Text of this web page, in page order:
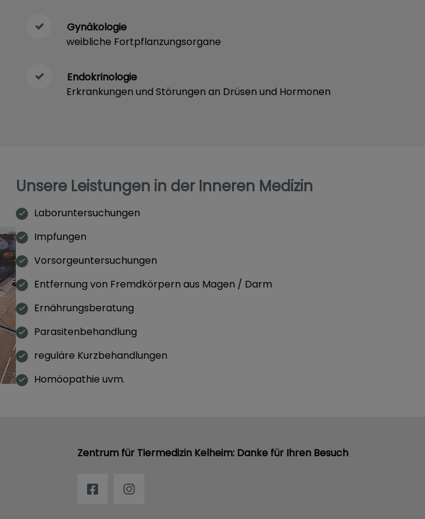
Gynäkologie
weibliche Fortpflanzungsorgane
Endokrinologie
Erkrankungen und Störungen an Drüsen und Hormonen
Unsere Leistungen in der Inneren Medizin
Laboruntersuchungen
Impfungen
Vorsorgeuntersuchungen
Entfernung von Fremdkörpern aus Magen / Darm
Ernährungsberatung
Parasitenbehandlung
reguläre Kurzbehandlungen
Homöopathie uvm.
Zentrum für Tiermedizin Kelheim: Danke für Ihren Besuch